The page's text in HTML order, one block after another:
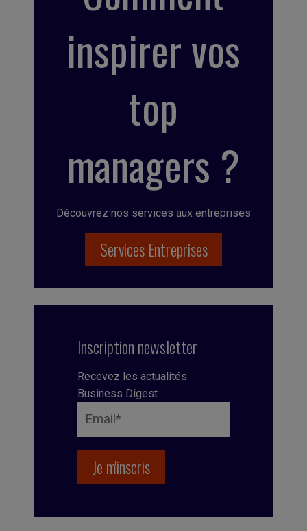
inspirer vos
top
managers ?
Découvrez nos services aux entreprises
Services Entreprises
Inscription newsletter
Recevez les actualités
Business Digest